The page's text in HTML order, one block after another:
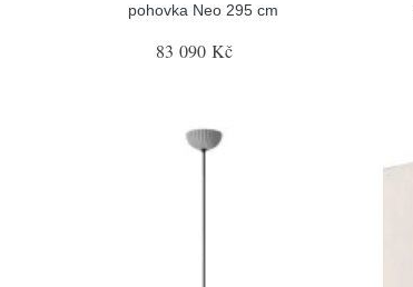
pohovka Neo 295 cm
83 090 Kč